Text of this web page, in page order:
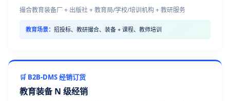
撮合教育装备厂 + 出版社 + 教育局/学校/培训机构 + 教研服务
教育场景： 招投标、教研撮合、装备 + 课程、教师培训
🛒 B2B-DMS 经销订货
教育装备 N 级经销